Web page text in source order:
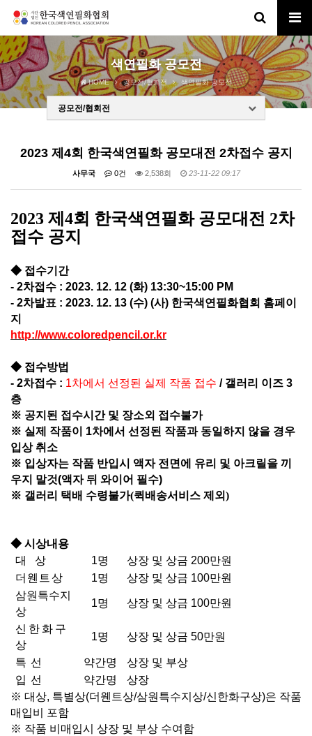
색연필화 공모전
HOME 공모전/협회전 색연필화 공모전
공모전/협회전
2023 제4회 한국색연필화 공모대전 2차접수 공지
사무국 0건 2,538회 23-11-22 09:17
2023 제4회 한국색연필화 공모대전 2차
접수 공지
◆ 접수기간
- 2차접수 : 2023. 12. 12 (화) 13:30~15:00 PM
- 2차발표 : 2023. 12. 13 (수) (사) 한국색연필화협회 홈페이
지
http://www.coloredpencil.or.kr
◆ 접수방법
- 2차접수 : 1차에서 선정된 실제 작품 접수 / 갤러리 이즈 3
층
※ 공지된 접수시간 및 장소외 접수불가
※ 실제 작품이 1차에서 선정된 작품과 동일하지 않을 경우
입상 취소
※ 입상자는 작품 반입시 액자 전면에 유리 및 아크릴을 끼
우지 말것(액자 뒤 와이어 필수)
※ 갤러리 택배 수령불가(퀵배송서비스 제외)
◆ 시상내용
대 상
1명 상장 및 상금 200만원
더웬트상
1명 상장 및 상금 100만원
삼원특수지
상
1명 상장 및 상금 100만원
신한화구
상
1명 상장 및 상금 50만원
특 선 약간명
상장 및 부상
입 선
약간명
상장
※ 대상, 특별상(더웬트상/삼원특수지상/신한화구상)은 작품
매입비 포함
※ 작품 비매입시 상장 및 부상 수여함